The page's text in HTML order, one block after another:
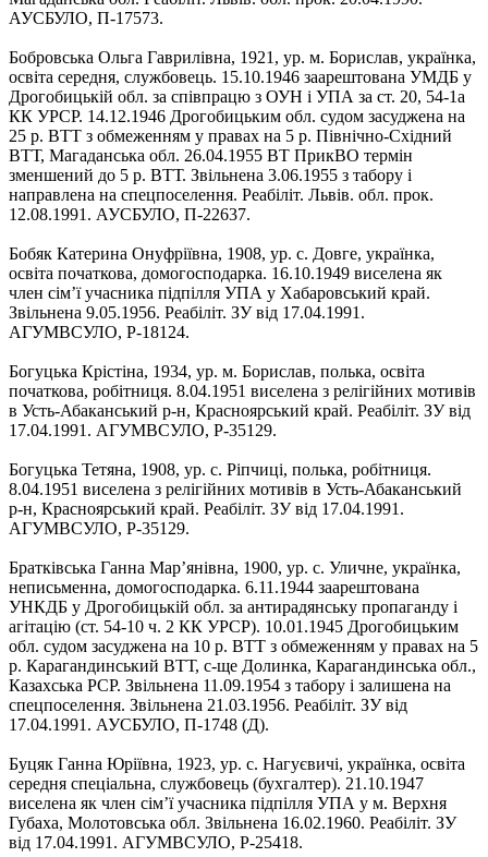
АУСБУЛО, П-17573.
Бобровська Ольга Гаврилівна, 1921, ур. м. Борислав, українка,
освіта середня, службовець. 15.10.1946 заарештована УМДБ у
Дрогобицькій обл. за співпрацю з ОУН і УПА за ст. 20, 54-1а
КК УРСР. 14.12.1946 Дрогобицьким обл. судом засуджена на
25 р. ВТТ з обмеженням у правах на 5 р. Північно-Східний
ВТТ, Магаданська обл. 26.04.1955 ВТ ПрикВО термін
зменшений до 5 р. ВТТ. Звільнена 3.06.1955 з табору і
направлена на спецпоселення. Реабіліт. Львів. обл. прок.
12.08.1991. АУСБУЛО, П-22637.
Бобяк Катерина Онуфріївна, 1908, ур. с. Довге, українка,
освіта початкова, домогосподарка. 16.10.1949 виселена як
член сім’ї учасника підпілля УПА у Хабаровський край.
Звільнена 9.05.1956. Реабіліт. ЗУ від 17.04.1991.
АГУМВСУЛО, Р-18124.
Богуцька Крістіна, 1934, ур. м. Борислав, полька, освіта
початкова, робітниця. 8.04.1951 виселена з релігійних мотивів
в Усть-Абаканський р-н, Красноярський край. Реабіліт. ЗУ від
17.04.1991. АГУМВСУЛО, Р-35129.
Богуцька Тетяна, 1908, ур. с. Ріпчиці, полька, робітниця.
8.04.1951 виселена з релігійних мотивів в Усть-Абаканський
р-н, Красноярський край. Реабіліт. ЗУ від 17.04.1991.
АГУМВСУЛО, Р-35129.
Братківська Ганна Мар’янівна, 1900, ур. с. Уличне, українка,
неписьменна, домогосподарка. 6.11.1944 заарештована
УНКДБ у Дрогобицькій обл. за антирадянську пропаганду і
агітацію (ст. 54-10 ч. 2 КК УРСР). 10.01.1945 Дрогобицьким
обл. судом засуджена на 10 р. ВТТ з обмеженням у правах на 5
р. Карагандинський ВТТ, с-ще Долинка, Карагандинська обл.,
Казахська РСР. Звільнена 11.09.1954 з табору і залишена на
спецпоселення. Звільнена 21.03.1956. Реабіліт. ЗУ від
17.04.1991. АУСБУЛО, П-1748 (Д).
Буцяк Ганна Юріївна, 1923, ур. с. Нагуєвичі, українка, освіта
середня спеціальна, службовець (бухгалтер). 21.10.1947
виселена як член сім’ї учасника підпілля УПА у м. Верхня
Губаха, Молотовська обл. Звільнена 16.02.1960. Реабіліт. ЗУ
від 17.04.1991. АГУМВСУЛО, Р-25418.